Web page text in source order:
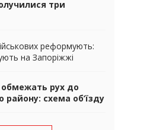
три
реформують:
на Запоріжжі
обмежать рух до
району: схема об’їзду